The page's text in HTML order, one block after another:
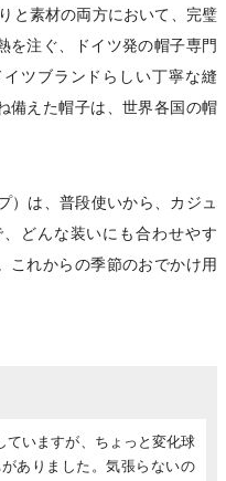
と素材の両方において、完璧
を注ぐ、ドイツ発の帽子専門
ツブランドらしい丁寧な縫
備えた帽子は、世界各国の帽
）は、普段使いから、カジュ
どんな装いにも合わせやす
これからの季節のおでかけ用
ていますが、ちょっと変化球
ありました。気張らないの